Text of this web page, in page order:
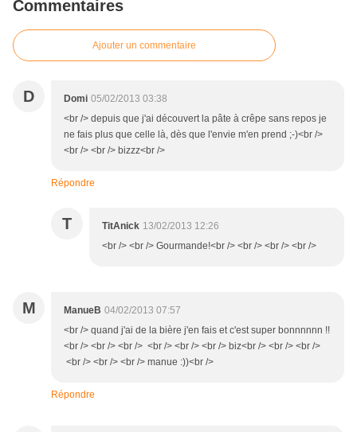
Commentaires
Ajouter un commentaire
D Domi 05/02/2013 03:38
<br /> depuis que j'ai découvert la pâte à crêpe sans repos je
ne fais plus que celle là, dès que l'envie m'en prend ;-)<br />
<br /> <br /> bizzz<br />
Répondre
T TitAnick 13/02/2013 12:26
<br /> <br /> Gourmande!<br /> <br /> <br /> <br />
M ManueB 04/02/2013 07:57
<br /> quand j'ai de la bière j'en fais et c'est super bonnnnnn !!
<br /> <br /> <br /> <br /> <br /> <br /> biz<br /> <br /> <br />
<br /> <br /> <br /> manue :))<br />
Répondre